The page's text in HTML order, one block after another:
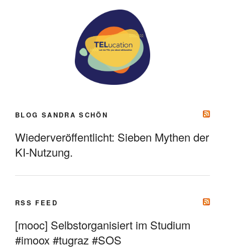
BLOG SANDRA SCHÖN
Wiederveröffentlicht: Sieben Mythen der
KI-Nutzung.
RSS FEED
[mooc] Selbstorganisiert im Studium
#imoox #tugraz #SOS